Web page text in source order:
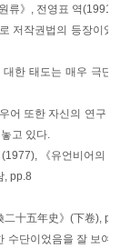
류》, 전영표 역(1991),
저작권법의 등장이었
한 태도는 매우 극단적
어 또한 자신의 연구《
고 있다.
《유언비어의 사
, pp.8
二十五年史》(下卷),
수단이었음을 잘 보여준